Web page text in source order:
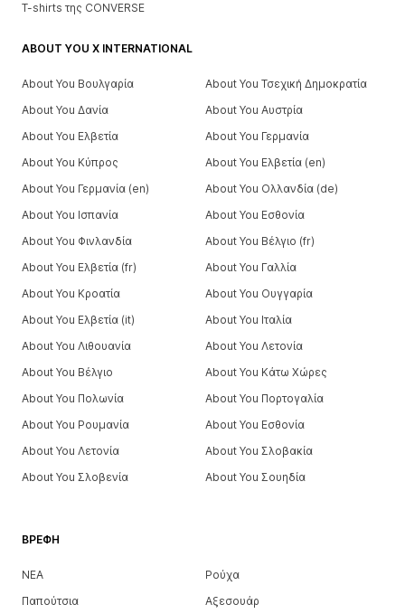
ΒΡΈΦΗ
ΝΕΑ
Ρούχα
Παπούτσια
Αξεσουάρ
T-shirts της CONVERSE
ABOUT YOU X INTERNATIONAL
About You Βουλγαρία
About You Τσεχική Δημοκρατία
About You Δανία
About You Αυστρία
About You Ελβετία
About You Γερμανία
About You Κύπρος
About You Ελβετία (en)
About You Γερμανία (en)
About You Ολλανδία (de)
About You Ισπανία
About You Εσθονία
About You Φινλανδία
About You Βέλγιο (fr)
About You Ελβετία (fr)
About You Γαλλία
About You Κροατία
About You Ουγγαρία
About You Ελβετία (it)
About You Ιταλία
About You Λιθουανία
About You Λετονία
About You Βέλγιο
About You Κάτω Χώρες
About You Πολωνία
About You Πορτογαλία
About You Ρουμανία
About You Εσθονία
About You Λετονία
About You Σλοβακία
About You Σλοβενία
About You Σουηδία